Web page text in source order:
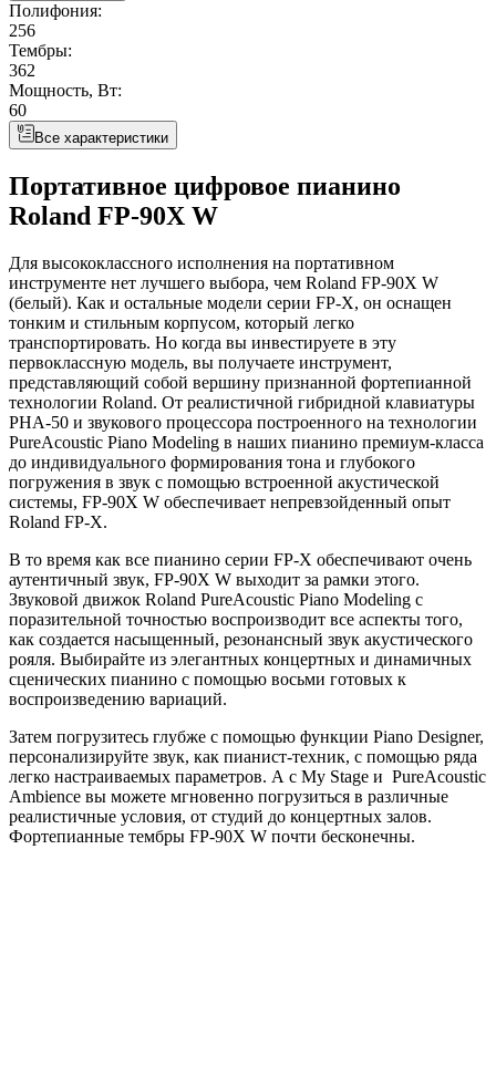
Полифония:
256
Тембры:
362
Мощность, Вт:
60
Все характеристики
Портативное цифровое пианино
Roland FP-90X W
Для высококлассного исполнения на портативном
инструменте нет лучшего выбора, чем Roland FP-90X W
(белый). Как и остальные модели серии FP-X, он оснащен
тонким и стильным корпусом, который легко
транспортировать. Но когда вы инвестируете в эту
первоклассную модель, вы получаете инструмент,
представляющий собой вершину признанной фортепианной
технологии Roland. От реалистичной гибридной клавиатуры
PHA-50 и звукового процессора построенного на технологии
PureAcoustic Piano Modeling в наших пианино премиум-класса
до индивидуального формирования тона и глубокого
погружения в звук с помощью встроенной акустической
системы, FP-90X W обеспечивает непревзойденный опыт
Roland FP-X.
В то время как все пианино серии FP-X обеспечивают очень
аутентичный звук, FP-90X W выходит за рамки этого.
Звуковой движок Roland PureAcoustic Piano Modeling с
поразительной точностью воспроизводит все аспекты того,
как создается насыщенный, резонансный звук акустического
рояля. Выбирайте из элегантных концертных и динамичных
сценических пианино с помощью восьми готовых к
воспроизведению вариаций.
Затем погрузитесь глубже с помощью функции Piano Designer,
персонализируйте звук, как пианист-техник, с помощью ряда
легко настраиваемых параметров. А с My Stage и PureAcoustic
Ambience вы можете мгновенно погрузиться в различные
реалистичные условия, от студий до концертных залов.
Фортепианные тембры FP-90X W почти бесконечны.